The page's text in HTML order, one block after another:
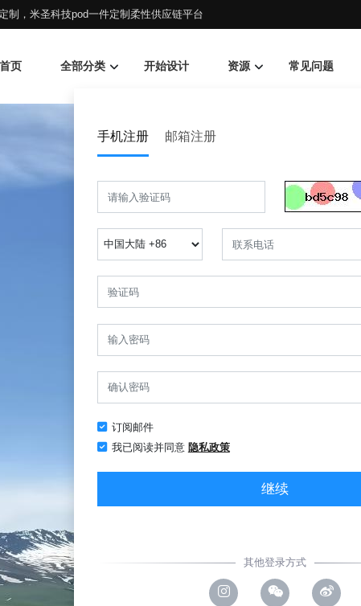
制，米圣科技pod一件定制柔性供应链平台
首页 全部分类 开始设计 资源 常见问题
手机注册 邮箱注册
订阅邮件
我已阅读并同意 隐私政策
继续
其他登录方式